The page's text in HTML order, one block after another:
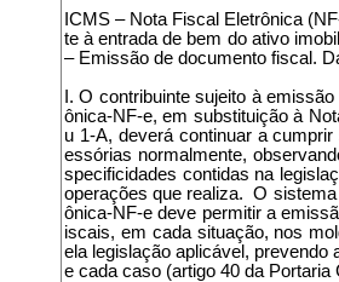
ICMS – Nota Fiscal Eletrônica
te à entrada de bem do ativo
– Emissão de documento fiscal.
I. O contribuinte sujeito à
ônica-NF-e, em substituição à
u 1-A, deverá continuar a
essórias normalmente,
specificidades contidas na
operações que realiza. O
ônica-NF-e deve permitir a
iscais, em cada situação, nos
ela legislação aplicável, prevendo
e cada caso (artigo 40 da Portaria